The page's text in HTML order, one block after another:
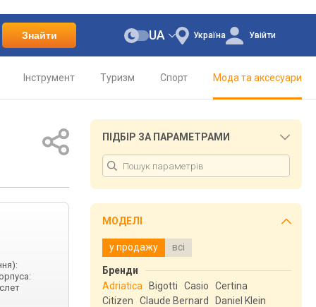
Знайти Україна
UA Увійти
Інструмент Туризм Спорт Мода та аксесуари
ПІДБІР ЗА ПАРАМЕТРАМИ
МОДЕЛІ
у продажу всі
Бренди
Adriatica
Bigotti Casio
Certina
Citizen
Claude Bernard
Daniel Klein